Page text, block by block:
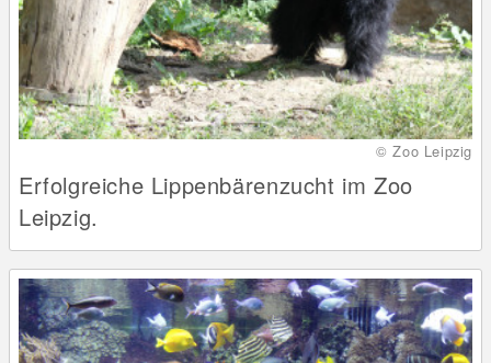
© Zoo Leipzig
Erfolgreiche Lippenbärenzucht im Zoo
Leipzig.